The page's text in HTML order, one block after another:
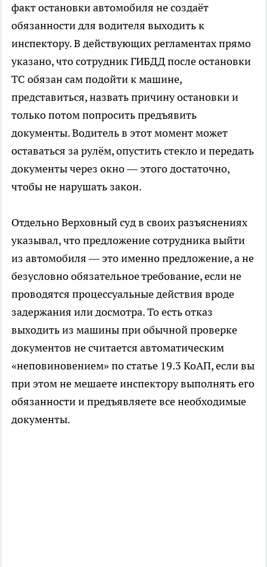
факт остановки автомобиля не создаёт
обязанности для водителя выходить к
инспектору. В действующих регламентах прямо
указано, что сотрудник ГИБДД после остановки
ТС обязан сам подойти к машине,
представиться, назвать причину остановки и
только потом попросить предъявить
документы. Водитель в этот момент может
оставаться за рулём, опустить стекло и передать
документы через окно — этого достаточно,
чтобы не нарушать закон.
Отдельно Верховный суд в своих разъяснениях
указывал, что предложение сотрудника выйти
из автомобиля — это именно предложение, а не
безусловно обязательное требование, если не
проводятся процессуальные действия вроде
задержания или досмотра. То есть отказ
выходить из машины при обычной проверке
документов не считается автоматическим
«неповиновением» по статье 19.3 КоАП, если вы
при этом не мешаете инспектору выполнять его
обязанности и предъявляете все необходимые
документы.